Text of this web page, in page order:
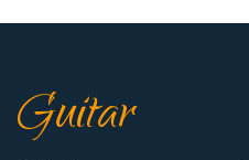
Душа самурая меч
Египтянин
как освоить нотную
Просмотров: 16413 чел.
Guitar